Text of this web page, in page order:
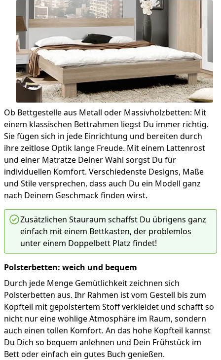
Ob Bettgestelle aus Metall oder Massivholzbetten: Mit
einem klassischen Bettrahmen liegst Du immer richtig.
Sie fügen sich in jede Einrichtung und bereiten durch
ihre zeitlose Optik lange Freude. Mit einem Lattenrost
und einer Matratze Deiner Wahl sorgst Du für
individuellen Komfort. Verschiedenste Designs, Maße
und Stile versprechen, dass auch Du ein Modell ganz
nach Deinem Geschmack finden wirst.
Zusätzlichen Stauraum schaffst Du übrigens ganz
einfach mit einem Bettkasten, der problemlos
unter einem Doppelbett Platz findet!
Polsterbetten: weich und bequem
Durch jede Menge Gemütlichkeit zeichnen sich
Polsterbetten aus. Ihr Rahmen ist vom Gestell bis zum
Kopfteil mit gepolstertem Stoff verkleidet und schafft so
nicht nur eine wohlige Atmosphäre im Raum, sondern
auch einen tollen Komfort. An das hohe Kopfteil kannst
Du Dich so bequem anlehnen und Dein Frühstück im
Bett oder einfach ein gutes Buch genießen.